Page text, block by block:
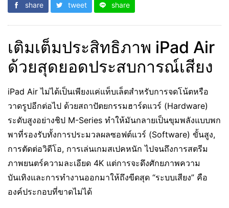
share tweet share
เติมเต็มประสิทธิภาพ iPad Air
ด้วยสุดยอดประสบการณ์เสียง
iPad Air ไม่ได้เป็นเพียงแค่แท็บเล็ตสำหรับการจดโน้ตหรือ
วาดรูปอีกต่อไป ด้วยสถาปัตยกรรมฮาร์ดแวร์ (Hardware)
ระดับสูงอย่างชิป M-Series ทำให้มันกลายเป็นขุมพลังแบบพก
พาที่รองรับทั้งการประมวลผลซอฟต์แวร์ (Software) ขั้นสูง,
การตัดต่อวิดีโอ, การเล่นเกมสเปคหนัก ไปจนถึงการสตรีม
ภาพยนตร์ความละเอียด 4K แต่การจะดึงศักยภาพความ
บันเทิงและการทำงานออกมาให้ถึงขีดสุด “ระบบเสียง” คือ
องค์ประกอบที่ขาดไม่ได้